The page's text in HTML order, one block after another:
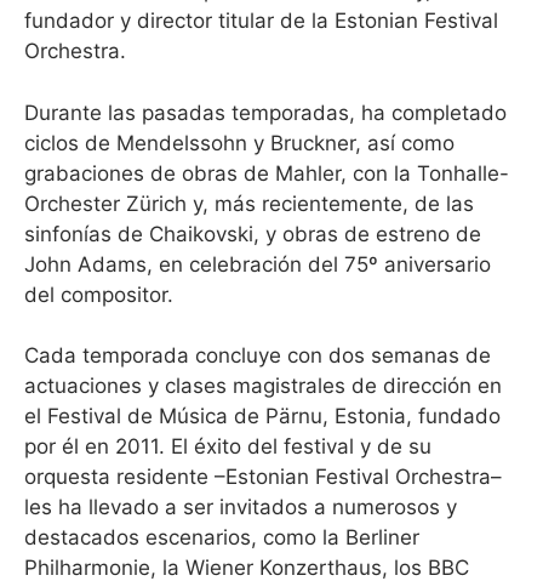
fundador y director titular de la Estonian Festival
Orchestra.
Durante las pasadas temporadas, ha completado
ciclos de Mendelssohn y Bruckner, así como
grabaciones de obras de Mahler, con la Tonhalle-
Orchester Zürich y, más recientemente, de las
sinfonías de Chaikovski, y obras de estreno de
John Adams, en celebración del 75º aniversario
del compositor.
Cada temporada concluye con dos semanas de
actuaciones y clases magistrales de dirección en
el Festival de Música de Pärnu, Estonia, fundado
por él en 2011. El éxito del festival y de su
orquesta residente –Estonian Festival Orchestra–
les ha llevado a ser invitados a numerosos y
destacados escenarios, como la Berliner
Philharmonie, la Wiener Konzerthaus, los BBC